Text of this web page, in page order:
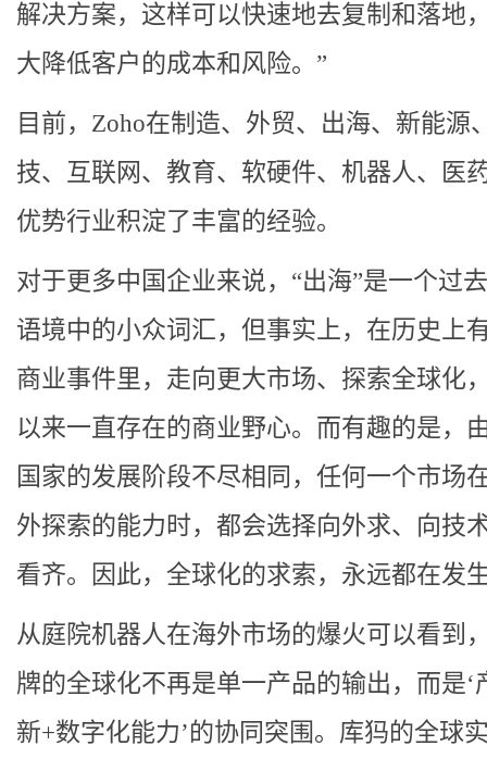
解决方案，这样可以快速地去复制和落地
大降低客户的成本和风险。”
目前， Zoho在制造、外贸、出海、新能源
技、互联网、教育、软硬件、机器人、医
优势行业积淀了丰富的经验。
对于更多中国企业来说，“出海”是一个过
语境中的小众词汇，但事实上，在历史上
商业事件里，走向更大市场、探索全球化
以来一直存在的商业野心。而有趣的是，
国家的发展阶段不尽相同，任何一个市场
外探索的能力时，都会选择向外求、向技
看齐。因此，全球化的求索，永远都在发
从庭院机器人在海外市场的爆火可以看到
牌的全球化不再是单一产品的输出，而是‘
新+数字化能力’的协同突围。 库犸的全球